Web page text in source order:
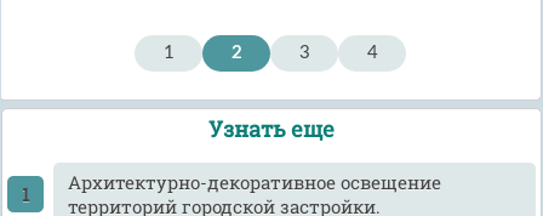
1 2 3 4
Узнать еще
Архитектурно-декоративное освещение
территорий городской застройки.